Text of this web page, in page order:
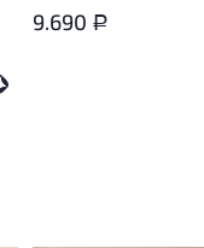
9.690 Р